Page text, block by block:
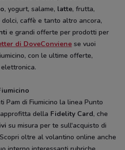
, yogurt, salame, latte, frutta,
caffè e tanto altro ancora,
e grandi offerte per prodotti per
di DoveConviene se vuoi
con le ultime offerte,
Pam di Fiumicino la linea Punto
della Fidelity Card, che
su misura per te sull'acquisto di
oltre al volantino online anche